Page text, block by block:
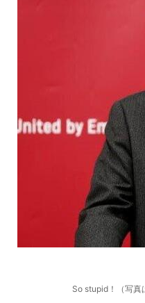
So stupid！（写真